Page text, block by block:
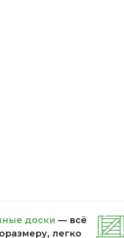
доски — всё
легкo